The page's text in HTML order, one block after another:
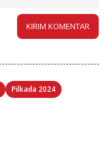
Pilkada 2024